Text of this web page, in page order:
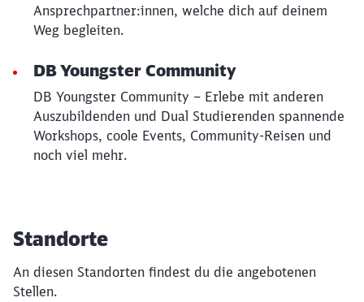
Ansprechpartner:innen, welche dich auf deinem
Weg begleiten.
DB Youngster Community
DB Youngster Community – Erlebe mit anderen
Auszubildenden und Dual Studierenden spannende
Workshops, coole Events, Community-Reisen und
noch viel mehr.
Standorte
An diesen Standorten findest du die angebotenen
Stellen.